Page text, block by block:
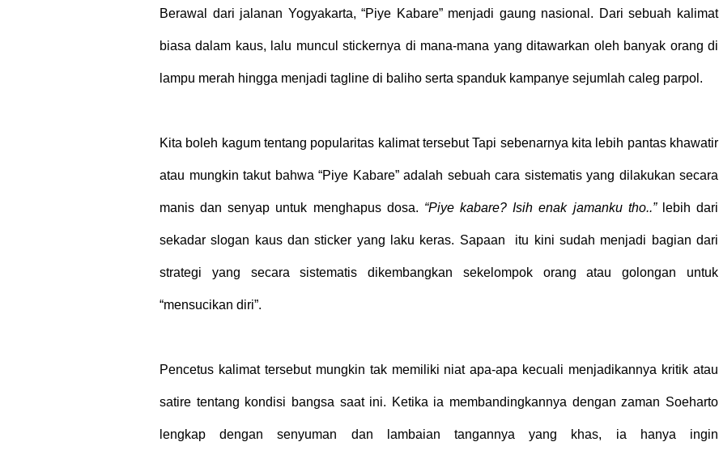
Berawal dari jalanan Yogyakarta, “Piye Kabare” menjadi gaung nasional. Dari sebuah kalimat
biasa dalam kaus, lalu muncul stickernya di mana-mana yang ditawarkan oleh banyak orang di
lampu merah hingga menjadi tagline di baliho serta spanduk kampanye sejumlah caleg parpol.
Kita boleh kagum tentang popularitas kalimat tersebut Tapi sebenarnya kita lebih pantas khawatir
atau mungkin takut bahwa “Piye Kabare” adalah sebuah cara sistematis yang dilakukan secara
manis dan senyap untuk menghapus dosa. “Piye kabare? Isih enak jamanku tho..”lebih dari
sekadar slogan kaus dan sticker yang laku keras. Sapaan itu kini sudah menjadi bagian dari
strategi yang secara sistematis dikembangkan sekelompok orang atau golongan untuk
“mensucikan diri”.
Pencetus kalimat tersebut mungkin tak memiliki niat apa-apa kecuali menjadikannya kritik atau
satire tentang kondisi bangsa saat ini. Ketika ia membandingkannya dengan zaman Soeharto
lengkap dengan senyuman dan lambaian tangannya yang khas, ia hanya ingin